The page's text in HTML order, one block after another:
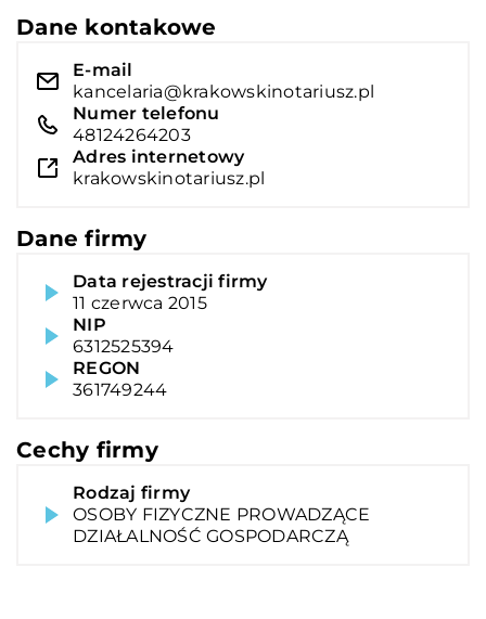
Dane kontakowe
E-mail
kancelaria@krakowskinotariusz.pl
Numer telefonu
48124264203
Adres internetowy
krakowskinotariusz.pl
Dane firmy
Data rejestracji firmy
11 czerwca 2015
NIP
6312525394
REGON
361749244
Cechy firmy
Rodzaj firmy
OSOBY FIZYCZNE PROWADZĄCE
DZIAŁALNOŚĆ GOSPODARCZĄ